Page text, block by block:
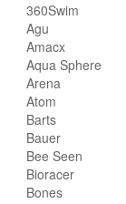
360Swim
Agu
Amacx
Aqua Sphere
Arena
Atom
Barts
Bauer
Bee Seen
Bioracer
Bones